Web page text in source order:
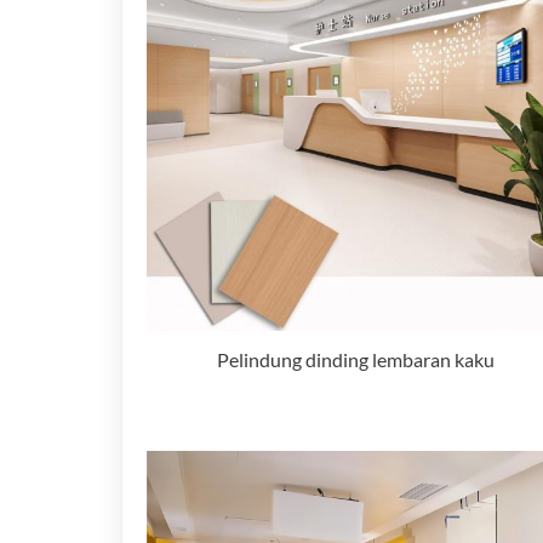
Pelindung dinding lembaran kaku